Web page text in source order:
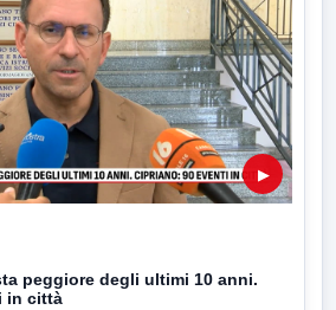
▶
peggiore degli ultimi 10 anni.
in città